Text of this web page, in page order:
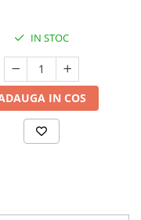
IN STOC
IN COS